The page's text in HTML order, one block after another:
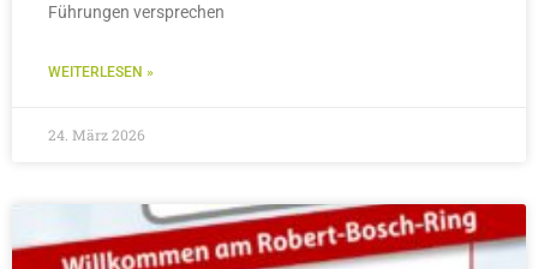
Führungen versprechen
WEITERLESEN »
24. März 2026